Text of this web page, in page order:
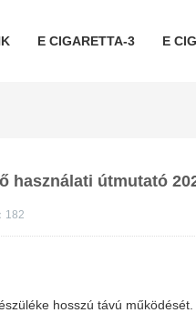
E CIGARETTA-3 E
használati útmutató
182
hosszú távú működését.